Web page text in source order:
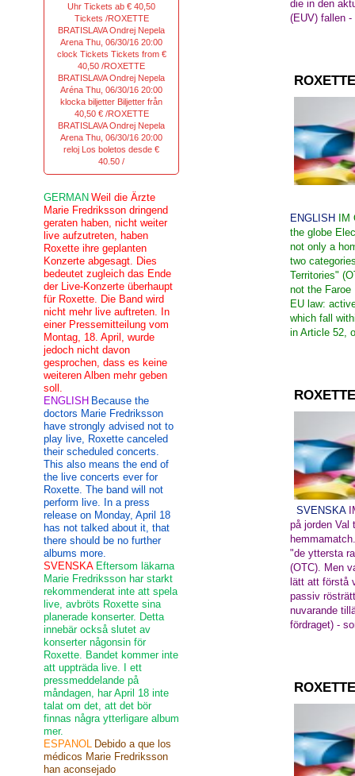
die in den
(EUV) fallen
ENGLISH IM
the globe
not only a
two
Territories"
not the Faroe
EU law:
which fall
in Article 52,
SVENSKA
på jorden Val
hemmamatch
"de yttersta
(OTC). Men
lätt att förstå
passiv rösträtt
nuvarande
fördraget) -
Uhr Tickets ab € 40,50
Tickets /ROXETTE
BRATISLAVA Ondrej Nepela
Arena Thu, 06/30/16 20:00
clock Tickets Tickets from €
40,50 /ROXETTE
BRATISLAVA Ondrej Nepela
Aréna Thu, 06/30/16 20:00
klocka biljetter Biljetter från
40,50 € /ROXETTE
BRATISLAVA Ondrej Nepela
Arena Thu, 06/30/16 20:00
reloj Los boletos desde €
40.50 /
GERMAN Weil die Ärzte
Marie Fredriksson dringend
geraten haben, nicht weiter
live aufzutreten, haben
Roxette ihre geplanten
Konzerte abgesagt. Dies
bedeutet zugleich das Ende
der Live-Konzerte überhaupt
für Roxette. Die Band wird
nicht mehr live auftreten. In
einer Pressemitteilung vom
Montag, 18. April, wurde
jedoch nicht davon
gesprochen, dass es keine
weiteren Alben mehr geben
soll.
ENGLISH Because the
doctors Marie Fredriksson
have strongly advised not to
play live, Roxette canceled
their scheduled concerts.
This also means the end of
the live concerts ever for
Roxette. The band will not
perform live. In a press
release on Monday, April 18
has not talked about it, that
there should be no further
albums more.
SVENSKA Eftersom läkarna
Marie Fredriksson har starkt
rekommenderat inte att spela
live, avbröts Roxette sina
planerade konserter. Detta
innebär också slutet av
konserter någonsin för
Roxette. Bandet kommer inte
att uppträda live. I ett
pressmeddelande på
måndagen, har April 18 inte
talat om det, att det bör
finnas några ytterligare album
mer.
ESPANOL Debido a que los
médicos Marie Fredriksson
han aconsejado